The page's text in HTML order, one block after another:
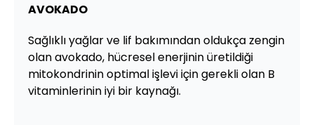
AVOKADO
Sağlıklı yağlar ve lif bakımından oldukça zengin
olan avokado, hücresel enerjinin üretildiği
mitokondrinin optimal işlevi için gerekli olan B
vitaminlerinin iyi bir kaynağı.